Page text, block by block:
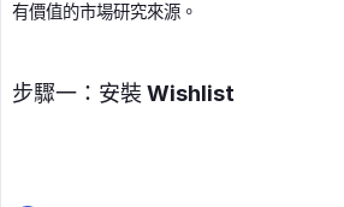
有價值的市場研究來源。
步驟一：安裝 Wishlist